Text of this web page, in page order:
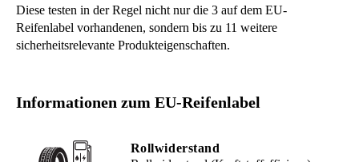
Diese testen in der Regel nicht nur die 3 auf dem EU-
Reifenlabel vorhandenen, sondern bis zu 11 weitere
sicherheitsrelevante Produkteigenschaften.
Informationen zum EU-Reifenlabel
Rollwiderstand